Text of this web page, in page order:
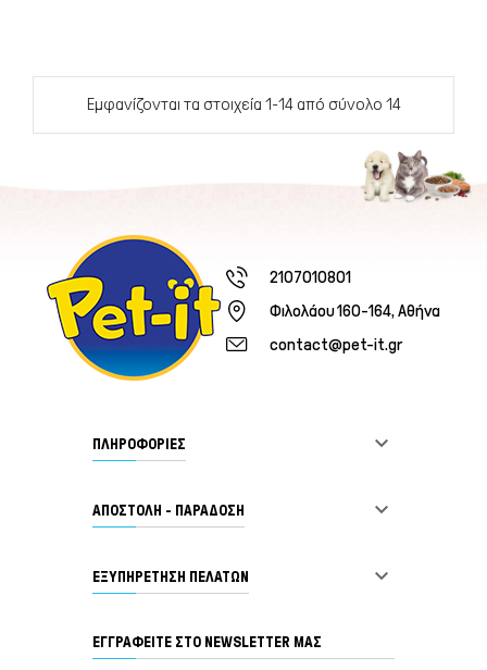
Εμφανίζονται τα στοιχεία 1-14 από σύνολο 14
2107010801
Φιλολάου 160-164, Αθήνα
contact@pet-it.gr
ΠΛΗΡΟΦΟΡΙΕΣ 
ΑΠΟΣΤΟΛΗ - ΠΑΡΑΔΟΣΗ 
ΕΞΥΠΗΡΈΤΗΣΗ ΠΕΛΑΤΏΝ 
ΕΓΓΡΑΦΕΊΤΕ ΣΤΟ NEWSLETTER ΜΑΣ